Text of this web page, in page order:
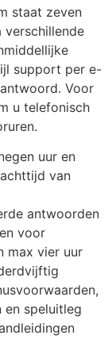
staat zeven
support per e-
Voor
u telefonisch
uur en
van
antwoorden
voor
max vier uur
en speluitleg